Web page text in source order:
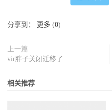
分享到： 更多 (0)
上一篇
vir胖子关闭迁移了
相关推荐